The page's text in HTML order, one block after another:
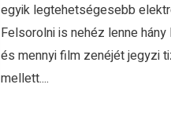
egyik legtehetségesebb
Felsorolni is nehéz lenne
és mennyi film zenéjét jegyzi
mellett....